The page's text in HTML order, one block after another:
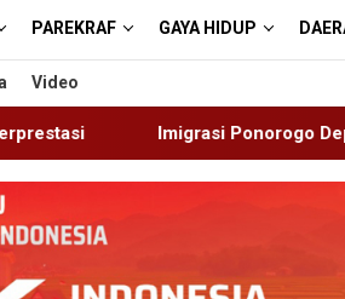
PAREKRAF GAYA HIDUP
Video
Deportasi Satu WN Tiongkok